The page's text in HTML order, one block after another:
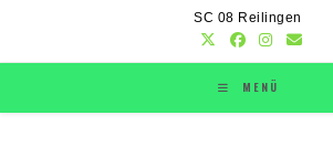
SC 08 Reilingen
MENÜ